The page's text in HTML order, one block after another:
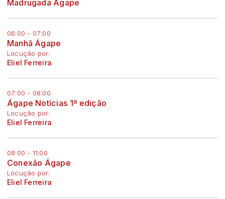
Madrugada Ágape
06:00 - 07:00
Manhã Ágape
Locução por:
Eliel Ferreira
07:00 - 08:00
Ágape Notícias 1ª edição
Locução por:
Eliel Ferreira
08:00 - 11:00
Conexão Ágape
Locução por:
Eliel Ferreira